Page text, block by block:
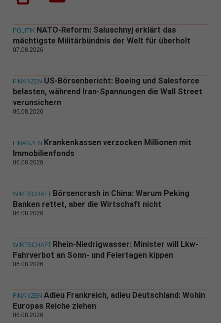
POLITIK NATO-Reform: Saluschnyj erklärt das
mächtigste Militärbündnis der Welt für überholt
07.08.2026
FINANZEN US-Börsenbericht: Boeing und Salesforce
belasten, während Iran-Spannungen die Wall Street
verunsichern
06.08.2026
FINANZEN Krankenkassen verzocken Millionen mit
Immobilienfonds
06.08.2026
WIRTSCHAFT Börsencrash in China: Warum Peking
Banken rettet, aber die Wirtschaft nicht
06.08.2026
WIRTSCHAFT Rhein-Niedrigwasser: Minister will Lkw-
Fahrverbot an Sonn- und Feiertagen kippen
06.08.2026
FINANZEN Adieu Frankreich, adieu Deutschland: Wohin
Europas Reiche ziehen
06.08.2026